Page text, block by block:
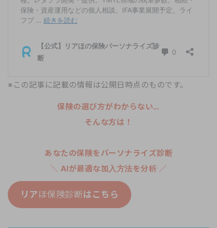
※この記事に記載の情報は公開日時点のものです。
保険の選び方がわからない…
そんな方は！
あなたの保険をパーソナライズ診断
＼ AIが最適な加入方法を分析 ／
リアほ保険診断はこちら